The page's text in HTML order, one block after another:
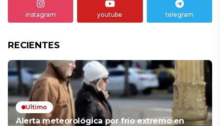
instagram youtube telegram
RECIENTES
Ultimo
Alerta meteorológica por frío extremo en